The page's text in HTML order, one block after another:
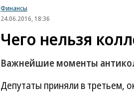
Финансы
24.06.2016, 18:36
Чего нельзя
Важнейшие моменты
Депутаты приняли в третьем,